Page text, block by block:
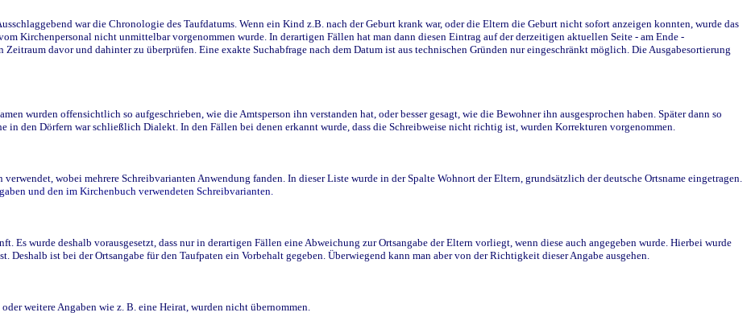
war die Chronologie des Taufdatums. Wenn ein Kind z.B. nach der Geburt krank war, oder die Eltern die Geburt nicht sofort anzeigen konnten, wurde das
Kirchenpersonal nicht unmittelbar vorgenommen wurde. In derartigen Fällen hat man dann diesen Eintrag auf der derzeitigen aktuellen Seite - am Ende -
davor und dahinter zu überprüfen. Eine exakte Suchabfrage nach dem Datum ist aus technischen Gründen nur eingeschränkt möglich. Die Ausgabesortierung
wurden offensichtlich so aufgeschrieben, wie die Amtsperson ihn verstanden hat, oder besser gesagt, wie die Bewohner ihn ausgesprochen haben. Später dann so
in den Dörfern war schließlich Dialekt. In den Fällen bei denen erkannt wurde, dass die Schreibweise nicht richtig ist, wurden Korrekturen vorgenommen.
wobei mehrere Schreibvarianten Anwendung fanden. In dieser Liste wurde in der Spalte Wohnort der Eltern, grundsätzlich der deutsche Ortsname eingetragen.
und den im Kirchenbuch verwendeten Schreibvarianten.
Es wurde deshalb vorausgesetzt, dass nur in derartigen Fällen eine Abweichung zur Ortsangabe der Eltern vorliegt, wenn diese auch angegeben wurde. Hierbei wurde
ist bei der Ortsangabe für den Taufpaten ein Vorbehalt gegeben. Überwiegend kann man aber von der Richtigkeit dieser Angabe ausgehen.
weitere Angaben wie z. B. eine Heirat, wurden nicht übernommen.